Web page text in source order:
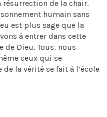
de la chair.
humain sans
est plus sage que la
à entrer dans cette
de Dieu. Tous, nous
ceux qui se
de la vérité se fait à l’école